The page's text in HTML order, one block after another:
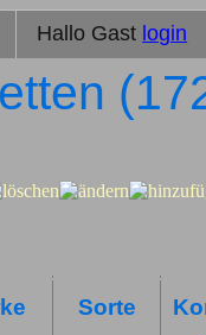
Hallo Gast login
(
Sorte